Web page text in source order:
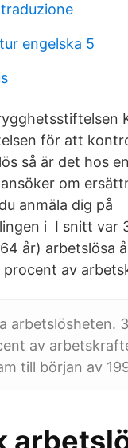
engelska 5
för att
så är det hos
om
anmäla dig på
i I snitt var
år) arbetslösa
procent av
arbetslösheten.
av
till början av